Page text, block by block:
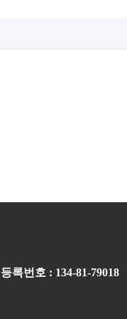
록번호 : 134-81-79018